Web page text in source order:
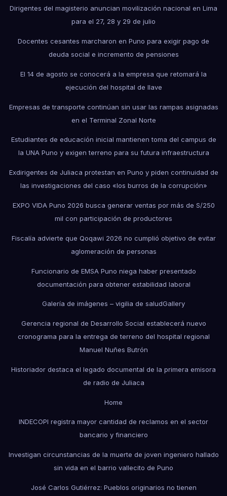
Dirigentes del magisterio anuncian movilización nacional en Lima
para el 27, 28 y 29 de julio
Docentes cesantes marcharon en Puno para exigir pago de
deuda social e incremento de pensiones
El 14 de agosto se conocerá a la empresa que retomará la
ejecución del hospital de Ilave
Empresas de transporte continúan sin usar las rampas asignadas
en el Terminal Zonal Norte
Estudiantes de educación inicial mantienen toma del campus de
la UNA Puno y exigen terreno para su futura infraestructura
Exdirigentes de Juliaca protestan en Puno y piden continuidad de
las investigaciones del caso «los burros de la corrupción»
EXPO VIDA Puno 2026 busca generar ventas por más de S/250
mil con participación de productores
Fiscalía advierte que Qoqawi 2026 no cumplió objetivo de evitar
aglomeración de personas
Funcionario de EMSA Puno niega haber presentado
documentación para obtener estabilidad laboral
Galería de imágenes – vigilia de saludGallery
Gerencia regional de Desarrollo Social establecerá nuevo
cronograma para la entrega de terreno del hospital regional
Manuel Nuñes Butrón
Historiador destaca el legado documental de la primera emisora
de radio de Juliaca
Home
INDECOPI registra mayor cantidad de reclamos en el sector
bancario y financiero
Investigan circunstancias de la muerte de joven ingeniero hallado
sin vida en el barrio vallecito de Puno
José Carlos Gutiérrez: Pueblos originarios no tienen